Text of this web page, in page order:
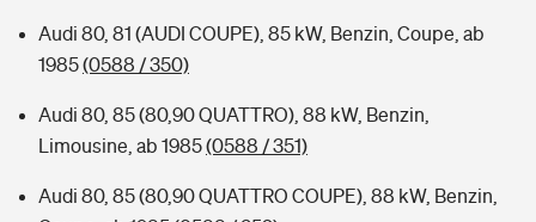
Audi 80, 81 (AUDI COUPE), 85 kW, Benzin, Coupe, ab
1985(0588 / 350)
Audi 80, 85 (80,90 QUATTRO), 88 kW, Benzin,
Limousine, ab 1985(0588 / 351)
Audi 80, 85 (80,90 QUATTRO COUPE), 88 kW, Benzin,